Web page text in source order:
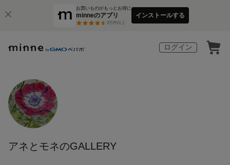
お買いものがもっとお得に
minneのアプリ
3万件以上
インストールする
ログイン
アネとモネのGALLERY